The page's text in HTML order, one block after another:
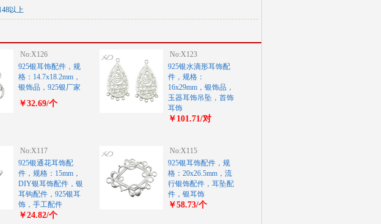
以上
No:X126
925银耳饰配件，规
格：14.7x18.2mm，
银饰品，925银厂家
￥32.69/个
No:X123
925银水滴形耳饰配
件，规格：
16x29mm，银饰品，
玉器耳饰吊坠，首饰
耳饰
￥101.71/对
No:X117
925银通花耳饰配
件，规格：15mm，
DIY银耳饰配件，银
耳钩配件，925银耳
饰，手工配件
￥24.82/个
No:X115
925银耳饰配件，规
格：20x26.5mm，流
行银饰配件，耳坠配
件，银耳饰
￥58.73/个